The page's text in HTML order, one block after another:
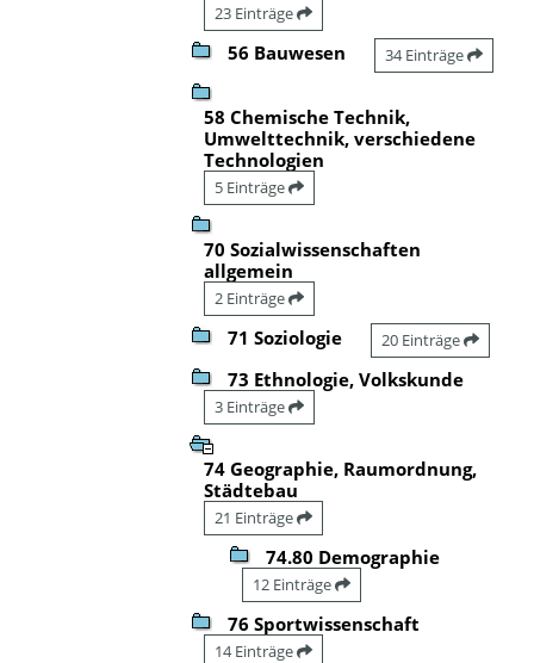
23 Einträge
56 Bauwesen 34 Einträge
58 Chemische Technik,
Umwelttechnik, verschiedene
Technologien
5 Einträge
70 Sozialwissenschaften
allgemein
2 Einträge
71 Soziologie 20 Einträge
73 Ethnologie, Volkskunde
3 Einträge
74 Geographie, Raumordnung,
Städtebau
21 Einträge
74.80 Demographie
12 Einträge
76 Sportwissenschaft
14 Einträge